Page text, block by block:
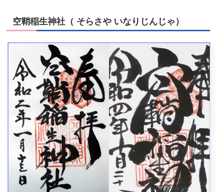
空鞘稲生神社（ そらさや いなりじんじゃ）